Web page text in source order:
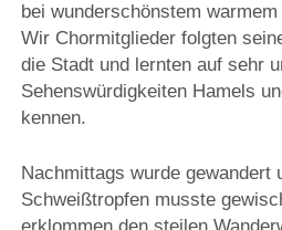
bei wunderschönstem
Wir Chormitglieder folgten
die Stadt und lernten auf sehr
Sehenswürdigkeiten Hamels
kennen.
Nachmittags wurde gewandert
Schweißtropfen musste
erklommen den steilen